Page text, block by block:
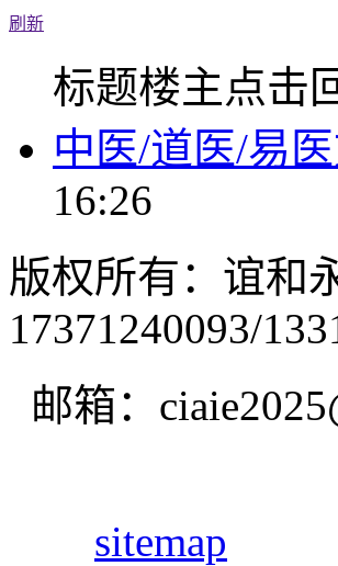
刷新
标题楼主点击
中医/道医/易
16:26
版权所有：谊和
17371240093/
邮箱：
sitemap